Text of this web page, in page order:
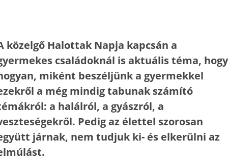
közelgő Halottak Napja kapcsán a
családoknál is aktuális téma, hogy
miként beszéljünk a gyermekkel
a még mindig tabunak számító
a halálról, a gyászról, a
Pedig az élettel szorosan
járnak, nem tudjuk ki- és elkerülni az